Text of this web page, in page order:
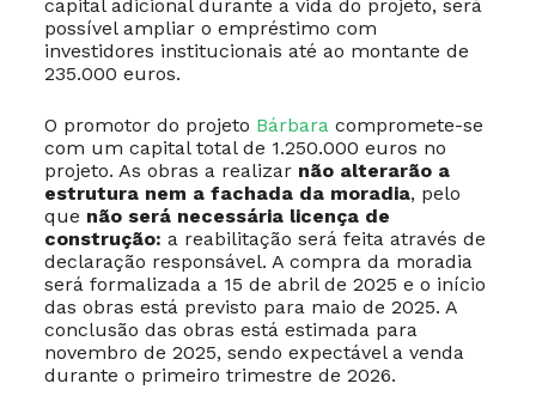
capital adicional durante a vida do projeto, será
possível ampliar o empréstimo com
investidores institucionais até ao montante de
235.000 euros.
O promotor do projeto Bárbaracompromete-se
com um capital total de 1.250.000 euros no
projeto. As obras a realizar não alterarão a
estrutura nem a fachada da moradia, pelo
que não será necessária licença de
construção: a reabilitação será feita através de
declaração responsável. A compra da moradia
será formalizada a 15 de abril de 2025 e o início
das obras está previsto para maio de 2025. A
conclusão das obras está estimada para
novembro de 2025, sendo expectável a venda
durante o primeiro trimestre de 2026.